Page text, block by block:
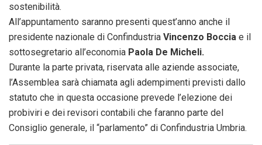
sostenibilità.
All’appuntamento saranno presenti quest’anno anche il
presidente nazionale di Confindustria Vincenzo Boccia e il
sottosegretario all’economia Paola De Micheli.
Durante la parte privata, riservata alle aziende associate,
l’Assemblea sarà chiamata agli adempimenti previsti dallo
statuto che in questa occasione prevede l’elezione dei
probiviri e dei revisori contabili che faranno parte del
Consiglio generale, il “parlamento” di Confindustria Umbria.